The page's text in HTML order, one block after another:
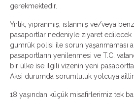
gerekmektedir.
Yırtık, yıpranmış, ıslanmış ve/veya
pasaportlar nedeniyle ziyaret edilecek
gümrük polisi ile sorun yaşanmaması
pasaportların yenilenmesi ve T.C.
bir ülke ise ilgili vizenin yeni
Aksi durumda sorumluluk yolcuya aittir.
18 yaşından küçük misafirlerimiz tek